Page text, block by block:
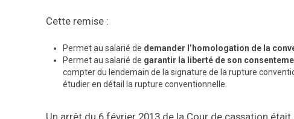
Cette remise :
Permet au salarié de demander l’homologation de la
Permet au salarié de garantir la liberté de son
compter du lendemain de la signature de la rupture
étudier en détail la rupture conventionnelle.
Un arrêt du 6 février 2013 de la Cour de cassation était